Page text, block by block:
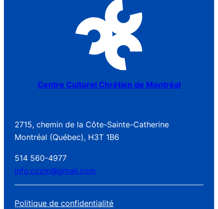
Centre Culturel Chrétien de Montréal
2715, chemin de la Côte-Sainte-Catherine
Montréal (Québec), H3T 1B6
514 560-4977
info.cccm@gmail.com
Politique de confidentialité